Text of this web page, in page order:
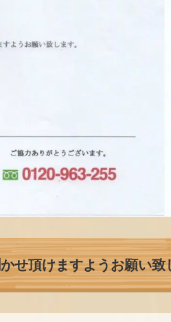
せ頂けますようお願い致